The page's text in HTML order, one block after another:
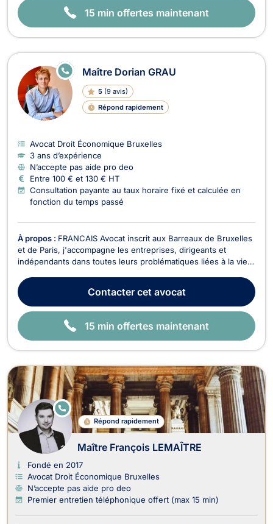
15 min offertes maintenant
Maître Dorian GRAU
5 (9 avis)
Répond rapidement
E
N
E
Avocat Droit Économique Bruxelles
3 ans d’expérience
N’accepte pas aide pro deo
Entre 100 € et 130 € HT
Consultation payante au taux horaire fixé et calculée en
fonction du temps passé
À propos : FRANCAIS Avocat inscrit aux Barreaux de Bruxelles
et de Paris, j'accompagne les entreprises, dirigeants et
indépendants dans toutes leurs problématiques liées à la vie
je mets mon expertise au service de mes clients avec deux
engagements constants : réactivité e...
Contactercet avocat
15 min offertes maintenant
Répond rapidement
E
N
G
N
E
Maître François LEMAÎTRE
Fondé en 2017
Avocat Droit Économique Bruxelles
N’accepte pas aide pro deo
Premier entretien téléphonique offert (max 15 min)